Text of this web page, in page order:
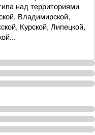
над территориями
Владимирской,
Курской, Липецкой,